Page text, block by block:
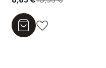
Aggiungi al carrello